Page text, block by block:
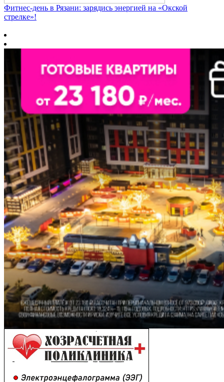
Фитнес‑день в Рязани: зарядись энергией на «Окской
стрелке»!